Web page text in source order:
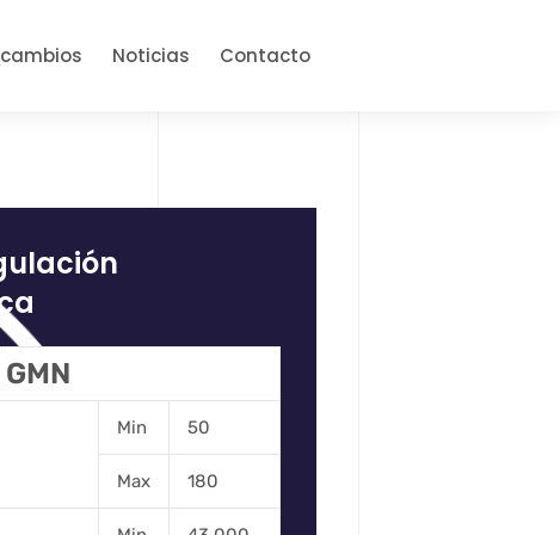
Noticias Contacto
GMN
Min 50
Max 180